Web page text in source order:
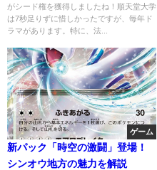
がシード権を獲得しましたね！順天堂大学
は7秒足りずに惜しかったですが、毎年ド
ラマがあります。特に、法...
ゲーム
新パック「時空の激闘」登場！
シンオウ地方の魅力を解説